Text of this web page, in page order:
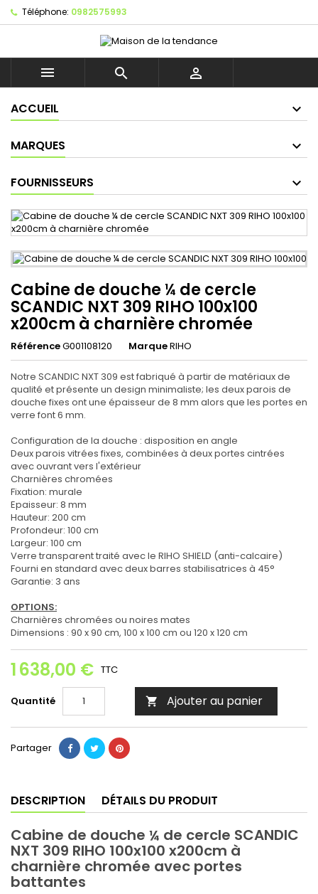
Téléphone: 0982575993
  
ACCUEIL
MARQUES
FOURNISSEURS
Cabine de douche ¼ de cercle
SCANDIC NXT 309 RIHO 100x100
x200cm à charnière chromée
RéférenceG001108120 MarqueRIHO
Notre SCANDIC NXT 309 est fabriqué à partir de matériaux de
qualité et présente un design minimaliste; les deux parois de
douche fixes ont une épaisseur de 8 mm alors que les portes en
verre font 6 mm.
Configuration de la douche : disposition en angle
Deux parois vitrées fixes, combinées à deux portes cintrées
avec ouvrant vers l'extérieur
Charnières chromées
Fixation: murale
Epaisseur: 8 mm
Hauteur: 200 cm
Profondeur: 100 cm
Largeur: 100 cm
Verre transparent traité avec le RIHO SHIELD (anti-calcaire)
Fourni en standard avec deux barres stabilisatrices à 45°
Garantie: 3 ans
OPTIONS:
Charnières chromées ou noires mates
Dimensions : 90 x 90 cm, 100 x 100 cm ou 120 x 120 cm
1 638,00 € TTC
Quantité  Ajouter au panier
Partager
DESCRIPTION DÉTAILS DU PRODUIT
Cabine de douche ¼ de cercle SCANDIC
NXT 309 RIHO 100x100 x200cm à
charnière chromée avec portes
battantes